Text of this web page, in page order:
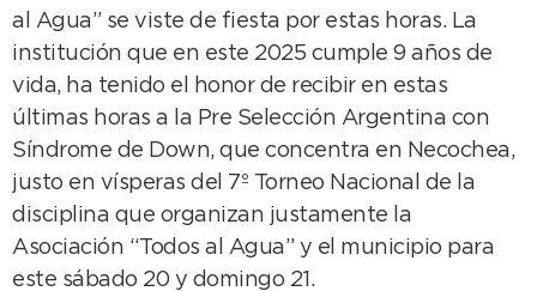
al Agua” se viste de fiesta por estas horas. La
institución que en este 2025 cumple 9 años de
vida, ha tenido el honor de recibir en estas
últimas horas a la Pre Selección Argentina con
Síndrome de Down, que concentra en Necochea,
justo en vísperas del 7º Torneo Nacional de la
disciplina que organizan justamente la
Asociación “Todos al Agua” y el municipio para
este sábado 20 y domingo 21.